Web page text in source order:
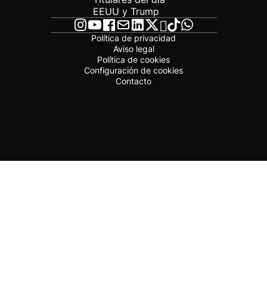
EEUU y Trump
Política de privacidad
Aviso legal
Política de cookies
Configuración de cookies
Contacto